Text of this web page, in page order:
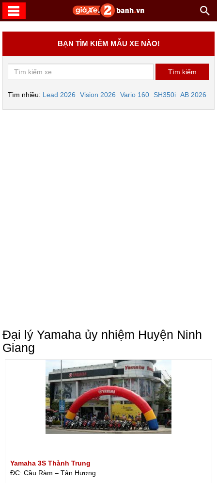
BẠN TÌM KIẾM MẪU XE NÀO!
Tìm nhiều: Lead 2026 Vision 2026 Vario 160 SH350i AB 2026
Đại lý Yamaha ủy nhiệm Huyện Ninh
Giang
Yamaha 3S Thành Trung
ĐC: Cầu Ràm – Tân Hương